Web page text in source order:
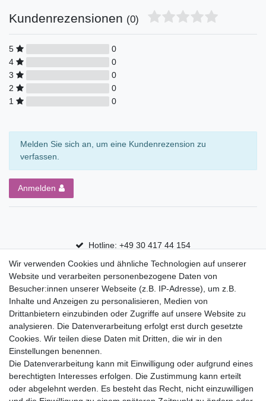
Kundenrezensionen (0)
5
0
4
0
3
0
2
0
1
0
Melden Sie sich an, um eine Kundenrezension zu
verfassen.
Anmelden
Hotline: +49 30 417 44 154
30 Tage Rückgaberecht
Versandfrei ab 75 € in Deutschland
Top Marken
Eduplay
Folia Bringmann
Shop
Mein Konto
Wir verwenden Cookies und ähnliche Technologien auf unserer
Website und verarbeiten personenbezogene Daten von
Besucher:innen unserer Webseite (z.B. IP-Adresse), um z.B.
Inhalte und Anzeigen zu personalisieren, Medien von
Drittanbietern einzubinden oder Zugriffe auf unsere Website zu
analysieren. Die Datenverarbeitung erfolgt erst durch gesetzte
Cookies. Wir teilen diese Daten mit Dritten, die wir in den
Einstellungen benennen.
Die Datenverarbeitung kann mit Einwilligung oder aufgrund eines
berechtigten Interesses erfolgen. Die Zustimmung kann erteilt
oder abgelehnt werden. Es besteht das Recht, nicht einzuwilligen